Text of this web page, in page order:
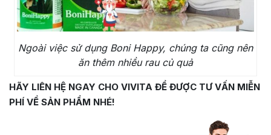
Ngoài việc sử dụng Boni Happy, chúng ta cũng nên
ăn thêm nhiều rau củ quả
HÃY LIÊN HỆ NGAY CHO VIVITA ĐỂ ĐƯỢC TƯ VẤN MIỄN
PHÍ VỀ SẢN PHẨM NHÉ!